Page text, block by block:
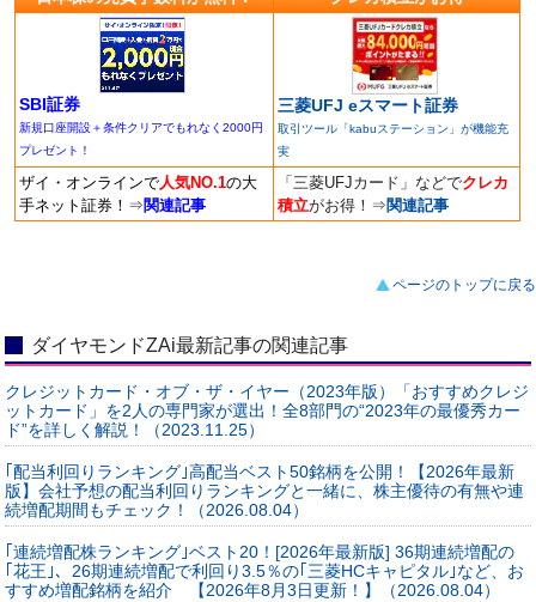
SBI証券
新規口座開設＋条件クリアでもれなく2000円
プレゼント！
三菱UFJ eスマート証券
取引ツール「kabuステーション」が機能充
実
ザイ・オンラインで 人気NO.1の大
手ネット証券！ ⇒ 関連記事
「三菱UFJカード」などでクレカ
積立がお得！ ⇒ 関連記事
ページのトップに戻る
ダイヤモンドZAi最新記事の関連記事
クレジットカード・オブ・ザ・イヤー（2023年版）「おすすめクレジ
ットカード」を2人の専門家が選出！全8部門の“2023年の最優秀カー
ド”を詳しく解説！（2023.11.25）
｢配当利回りランキング｣高配当ベスト50銘柄を公開！【2026年最新
版】会社予想の配当利回りランキングと一緒に、株主優待の有無や連
続増配期間もチェック！（2026.08.04）
｢連続増配株ランキング｣ベスト20！[2026年最新版] 36期連続増配の
｢花王｣、26期連続増配で利回り3.5％の｢三菱HCキャピタル｣など、お
すすめ増配銘柄を紹介 【2026年8月3日更新！】（2026.08.04）